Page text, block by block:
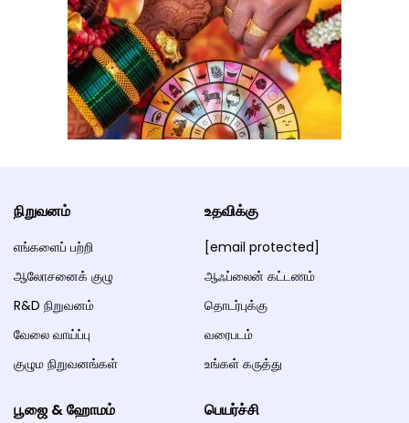
நிறுவனம்
எங்களைப் பற்றி
ஆலோசனைக் குழு
R&D நிறுவனம்
வேலை வாய்ப்பு
குழும நிறுவனங்கள்
உதவிக்கு
[email protected]
ஆஃப்லைன் கட்டணம்
தொடர்புக்கு
வரைபடம்
உங்கள் கருத்து
பூஜை & ஹோமம் பெயர்ச்சி